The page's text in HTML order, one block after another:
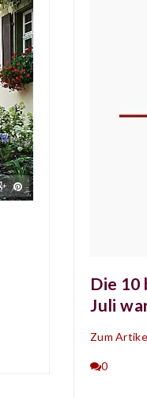
Die 10
Juli
Zum
0